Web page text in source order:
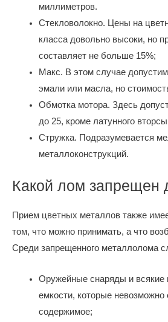
миллиметров.
Стекловолокно. Цены на
класса довольно высоки, но
составляет не больше 15%;
Макс. В этом случае
эмали или масла, но
Обмотка мотора. Здесь
до 25, кроме латунного
Стружка. Подразумевается
металлоконструкций.
Какой лом запрещен
Прием цветных металлов также
том, что можно принимать, а что
Среди запрещенного металлолома
Оружейные снаряды и всякие
емкости, которые невозможно
содержимое;